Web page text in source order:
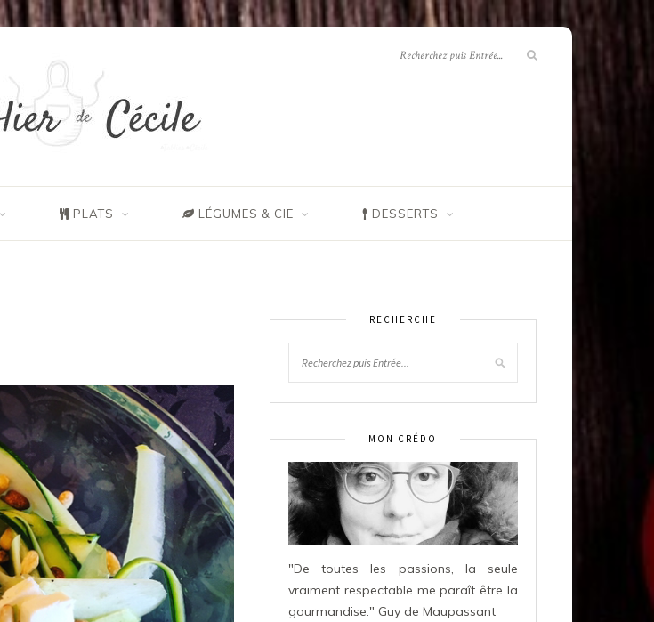
PLATS LÉGUMES & CIE DESSERTS
RECHERCHE
MON CRÉDO
"De toutes les passions, la seule
vraiment respectable me paraît être la
gourmandise." Guy de Maupassant